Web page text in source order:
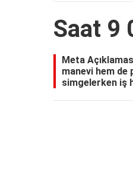
Saat 9
Meta
manevi hem de
simgelerken iş